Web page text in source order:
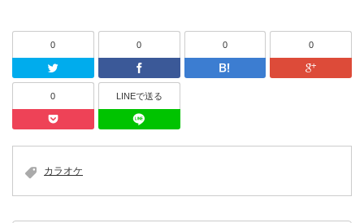
0
Twitter
0
Facebook
0
はてなブッ
0
0
Pocket
LINEで送る
カラオケ